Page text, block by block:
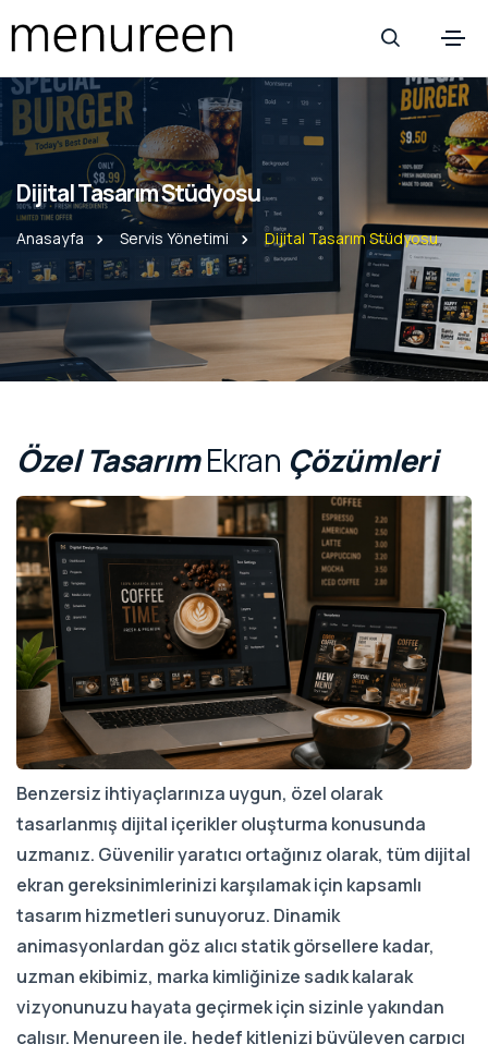
Dijital Tasarım Stüdyosu
Anasayfa Servis Yönetimi Dijital Tasarım Stüdyosu
Özel Tasarım Ekran Çözümleri
Benzersiz ihtiyaçlarınıza uygun, özel olarak
tasarlanmış dijital içerikler oluşturma konusunda
uzmanız. Güvenilir yaratıcı ortağınız olarak, tüm dijital
ekran gereksinimlerinizi karşılamak için kapsamlı
tasarım hizmetleri sunuyoruz. Dinamik
animasyonlardan göz alıcı statik görsellere kadar,
uzman ekibimiz, marka kimliğinize sadık kalarak
vizyonunuzu hayata geçirmek için sizinle yakından
çalışır. Menureen ile, hedef kitlenizi büyüleyen çarpıcı